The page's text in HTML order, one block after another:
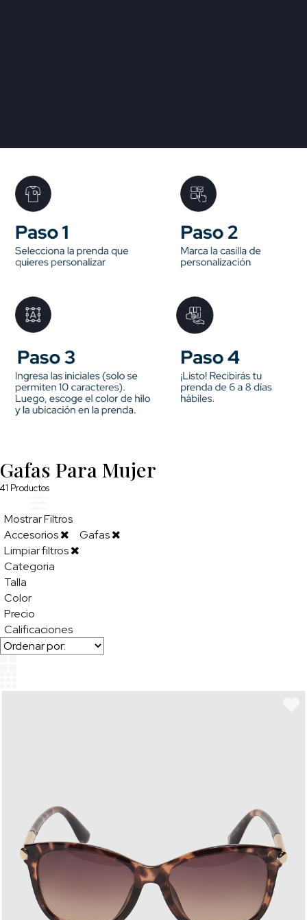
Gafas Para Mujer
41 Productos
Mostrar Filtros
Accesorios
Gafas
Limpiar filtros
Categoria
Talla
Color
Precio
Calificaciones